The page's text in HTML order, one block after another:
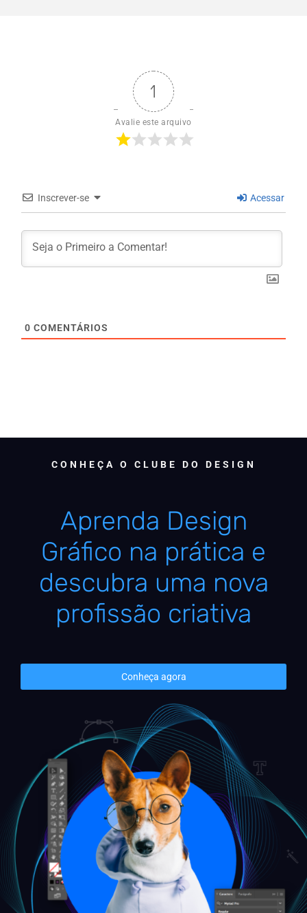
1
Avalie este arquivo
Inscrever-se Acessar
0 COMENTÁRIOS
CONHEÇA O CLUBE DO DESIGN
Aprenda Design
Gráfico na prática e
descubra uma nova
profissão criativa
Conheça agora